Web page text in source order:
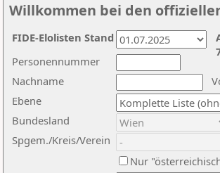
Willkommen bei den
Nachname
Ebene
Personennummer
Bundesland
Spgem./Kreis/Verein
Nur
FIDE-Elolisten Stand